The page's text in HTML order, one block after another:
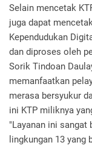
Selain mencetak
juga dapat
Kependudukan
dan diproses oleh
Sorik Tindoan
memanfaatkan
merasa bersyukur
ini KTP miliknya
"Layanan ini sangat
lingkungan 13